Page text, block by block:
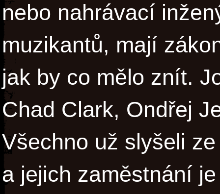
nebo nahrávací
muzikantů, mají
jak by co mělo znít.
Chad Clark, Ondřej
Všechno už slyšeli
a jejich zaměstnání